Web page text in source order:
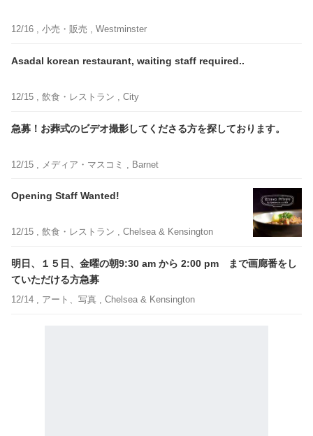
12/16 , 小売・販売 , Westminster
Asadal korean restaurant, waiting staff required..
12/15 , 飲食・レストラン , City
急募！お葬式のビデオ撮影してくださる方を探しております。
12/15 , メディア・マスコミ , Barnet
Opening Staff Wanted!
12/15 , 飲食・レストラン , Chelsea & Kensington
明日、１５日、金曜の朝9:30 am から 2:00 pm まで画廊番をし
ていただける方急募
12/14 , アート、写真 , Chelsea & Kensington